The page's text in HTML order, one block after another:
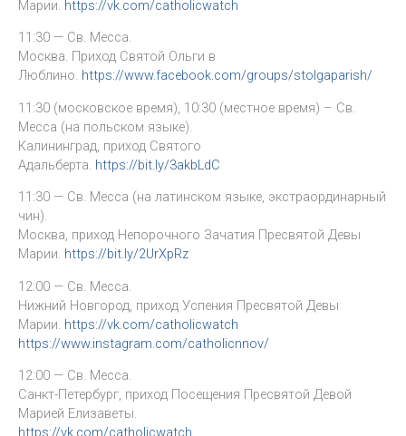
Марии. https://vk.com/catholicwatch
11:30 — Св. Месса.
Москва. Приход Святой Ольги в
Люблино. https://www.facebook.com/groups/stolgaparish/
11:30 (московское время), 10:30 (местное время) – Св.
Месса (на польском языке).
Калининград, приход Святого
Адальберта. https://bit.ly/3akbLdC
11:30 — Св. Месса (на латинском языке, экстраординарный
чин).
Москва, приход Непорочного Зачатия Пресвятой Девы
Марии. https://bit.ly/2UrXpRz
12:00 — Св. Месса.
Нижний Новгород, приход Успения Пресвятой Девы
Марии. https://vk.com/catholicwatch
https://www.instagram.com/catholicnnov/
12:00 — Св. Месса.
Санкт-Петербург, приход Посещения Пресвятой Девой
Марией Елизаветы.